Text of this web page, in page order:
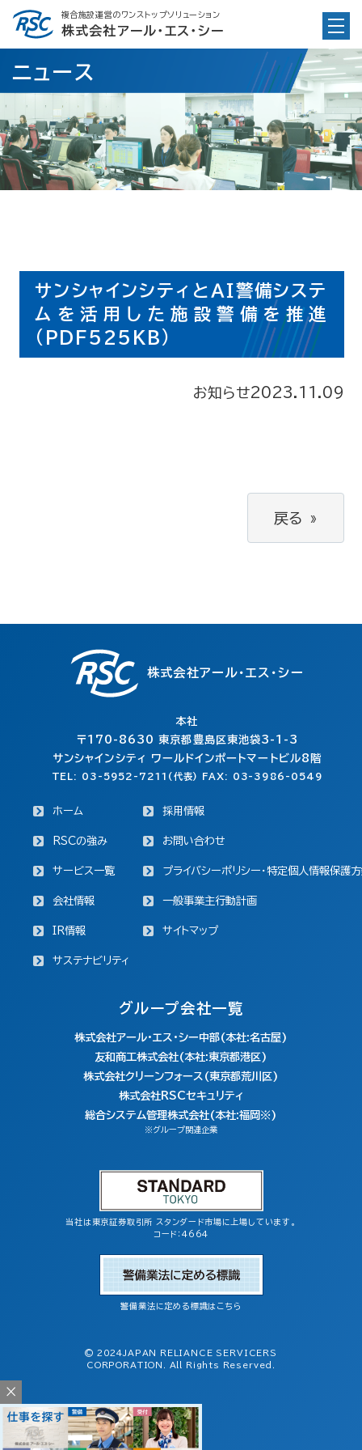
Skip
content
複合施設運営のワンストップソリューション
株式会社アール・エス・シー
ニュース
サンシャインシティとＡＩ警備システ
ムを活用した施設警備を推進
(PDF525KB)
お知らせ2023.11.09
戻る »
×
株式会社アール・エス・シー
本社
〒170-8630東京都豊島区東池袋3-1-3
サンシャインシティ ワールドインポートマートビル8階
TEL: 03-5952-7211(代表) FAX: 03-3986-0549
ホーム
RSCの強み
サービス一覧
会社情報
IR情報
サステナビリティ
採用情報
お問い合わせ
プライバシーポリシー・特定個人情報保護
一般事業主行動計画
サイトマップ
グループ会社一覧
株式会社アール・エス・シー中部(本社:名古屋)
友和商工株式会社(本社:東京都港区)
株式会社クリーンフォース(東京都荒川区)
株式会社RSCセキュリティ
総合システム管理株式会社(本社:福岡※)
※グループ関連企業
当社は東京証券取引所 スタンダード市場に上場しています。
コード：4664
警備業法に定める標識はこちら
© 2024JAPAN RELIANCE SERVICERS
CORPORATION. All Rights Reserved.